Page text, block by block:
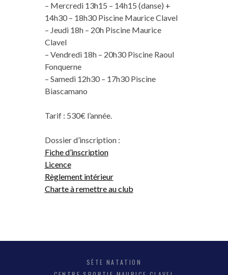
– Mercredi 13h15 – 14h15 (danse) +
14h30 – 18h30 Piscine Maurice Clavel
– Jeudi 18h – 20h Piscine Maurice
Clavel
– Vendredi 18h – 20h30 Piscine Raoul
Fonquerne
– Samedi 12h30 – 17h30 Piscine
Biascamano
Tarif : 530€ l’année.
Dossier d’inscription :
Fiche d’inscription
Licence
Règlement intérieur
Charte à remettre au club
SÈTE NATATION